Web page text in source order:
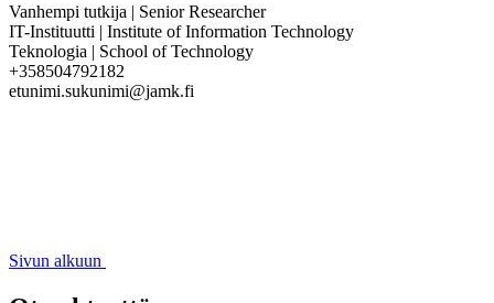
Vanhempi tutkija | Senior Researcher
IT-Instituutti | Institute of Information Technology
Teknologia | School of Technology
+358504792182
etunimi.sukunimi@jamk.fi
Sivun alkuun